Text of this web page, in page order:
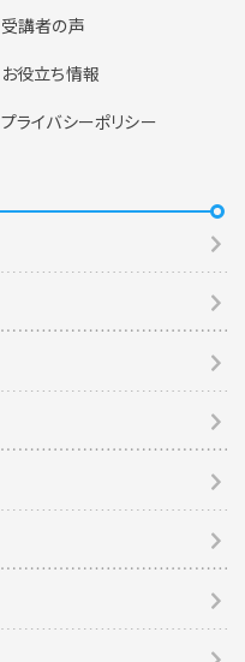
受講者の声
お役立ち情報
プライバシーポリシー